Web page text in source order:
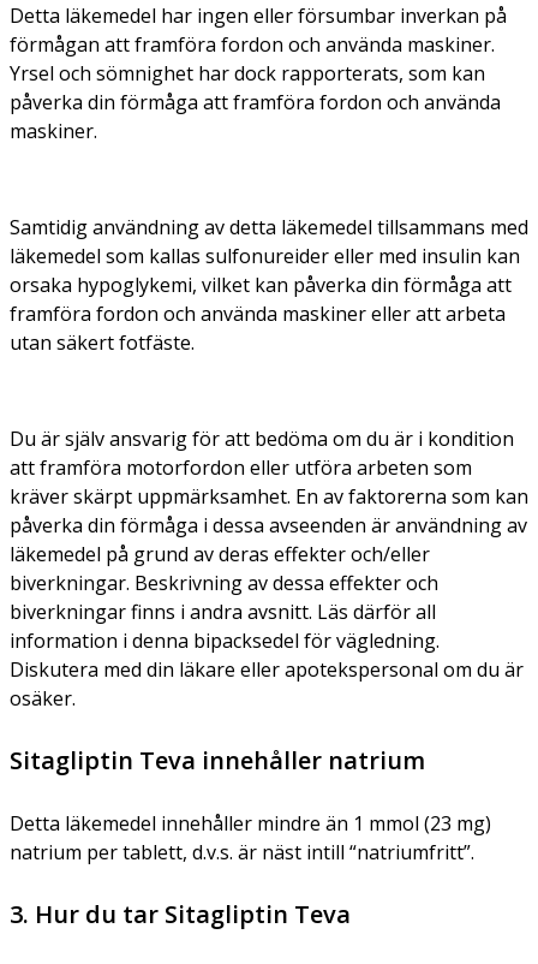
Detta läkemedel har ingen eller försumbar inverkan på
förmågan att framföra fordon och använda maskiner.
Yrsel och sömnighet har dock rapporterats, som kan
påverka din förmåga att framföra fordon och använda
maskiner.
Samtidig användning av detta läkemedel tillsammans med
läkemedel som kallas sulfonureider eller med insulin kan
orsaka hypoglykemi, vilket kan påverka din förmåga att
framföra fordon och använda maskiner eller att arbeta
utan säkert fotfäste.
Du är själv ansvarig för att bedöma om du är i kondition
att framföra motorfordon eller utföra arbeten som
kräver skärpt uppmärksamhet. En av faktorerna som kan
påverka din förmåga i dessa avseenden är användning av
läkemedel på grund av deras effekter och/eller
biverkningar. Beskrivning av dessa effekter och
biverkningar finns i andra avsnitt. Läs därför all
information i denna bipacksedel för vägledning.
Diskutera med din läkare eller apotekspersonal om du är
osäker.
Sitagliptin Teva innehåller natrium
Detta läkemedel innehåller mindre än 1 mmol (23 mg)
natrium per tablett, d.v.s. är näst intill “natriumfritt”.
3. Hur du tar Sitagliptin Teva